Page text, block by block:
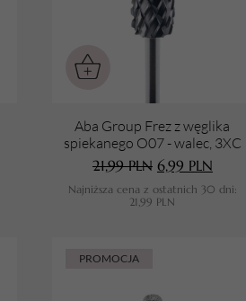
KOSZYK (0)
Aba Group Frez z węglika
spiekanego O07 - walec, 3XC
21,99PLN 6,99 PLN
Najniższa cena z ostatnich 30 dni:
21,99 PLN
PROMOCJA